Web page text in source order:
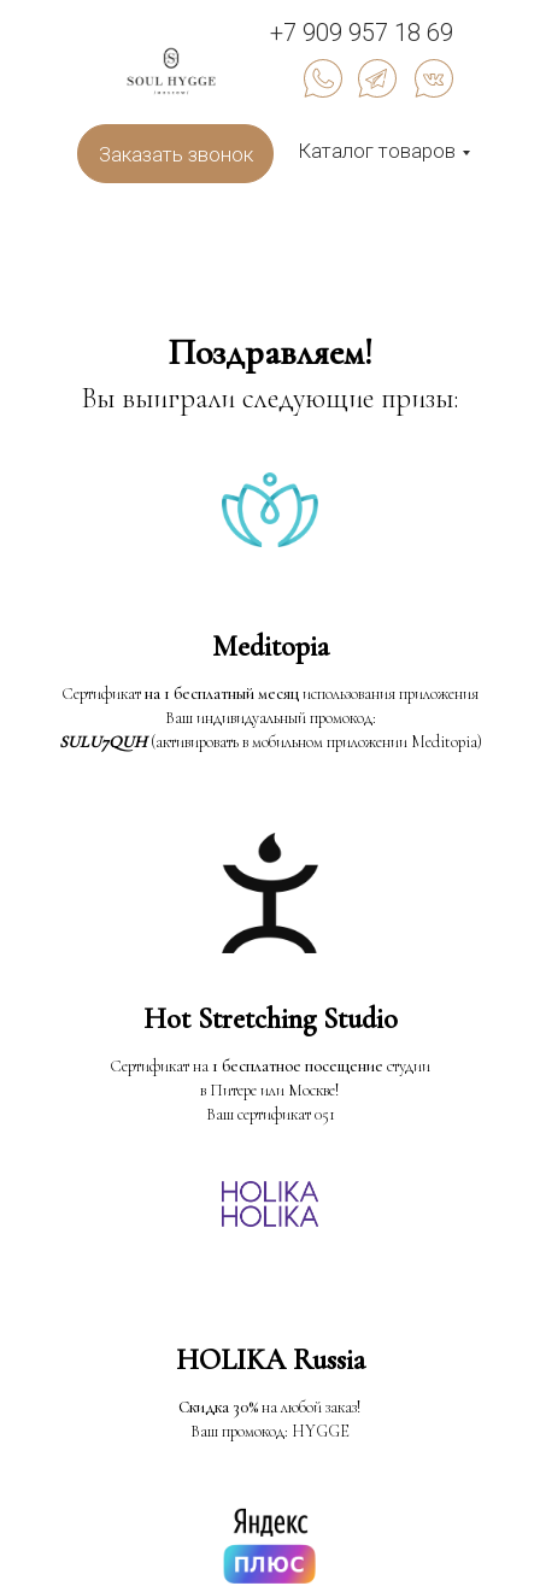
Каталог товаров
+7 909 957 18 69
Заказать звонок
Поздравляем!
Вы выиграли следующие призы:
Meditopia
Сертификатна 1 бесплатный месяциспользования приложения
Ваш индивидуальный промокод:
SULU7QUH(активировать в мобильном приложении Meditopia)
Hot Stretching Studio
Сертификат на 1 бесплатное посещение студии
в Питере или Москве!
Ваш сертификат 051
HOLIKA Russia
Скидка 30%на любой заказ!
Ваш промокод: HYGGE